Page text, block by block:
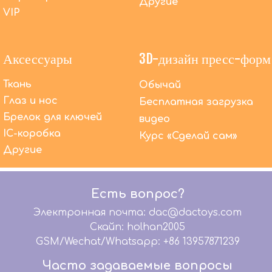
VIP
Аксессуары
Ткань
Глаз и нос
Брелок для ключей
IC-коробка
Другие
3D-дизайн пресс-форм
Обычай
Бесплатная загрузка
видео
Курс «Сделай сам»
Есть вопрос?
Электронная почта: dac@dactoys.com
Скайп: holhan2005
GSM/Wechat/Whatsapp: +86 13957871239
Часто задаваемые вопросы
Помимо OEM-производства, что DACToys может
сделать еще?
Мы предлагаем высококачественные услуги
OEM-производства уже более 20 лет. В то же
обслуживание: графический дизайн, 3D-
шаблон, разработку образцов, дизайн
микросхем, помогаем вашей команде
дизайнеров передать ваши волшебные идеи
Идеальные продукты.
DACToys?